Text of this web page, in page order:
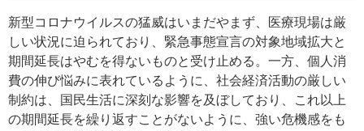
新型コロナウイルスの猛威はいまだやまず、医療現場は厳
しい状況に迫られており、緊急事態宣言の対象地域拡大と
期間延長はやむを得ないものと受け止める。一方、個人消
費の伸び悩みに表れているように、社会経済活動の厳しい
制約は、国民生活に深刻な影響を及ぼしており、これ以上
の期間延長を繰り返すことがないように、強い危機感をも